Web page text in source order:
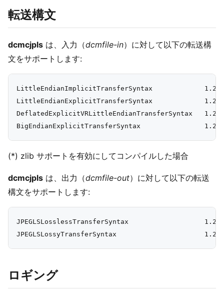
転送構文
dcmcjpls は、入力（dcmfile-in）に対して以下の転送構
文をサポートします:
LittleEndianImplicitTransferSyntax
LittleEndianExplicitTransferSyntax
DeflatedExplicitVRLittleEndianTransferSyntax
(*) zlib サポートを有効にしてコンパイルした場合
dcmcjpls は、出力（dcmfile-out）に対して以下の転送
構文をサポートします:
JPEGLSLosslessTransferSyntax
ロギング